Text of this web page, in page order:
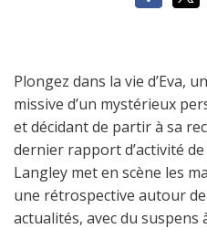
Plongez dans la vie d’Eva,
missive d’un mystérieux
et décidant de partir à sa
dernier rapport d’activité
Langley met en scène les
une rétrospective autour
actualités, avec du suspens